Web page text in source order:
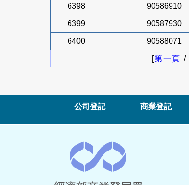
6398 90586910
6399 90587930
6400 90588071
[第一頁 /
公司登記 商業登記